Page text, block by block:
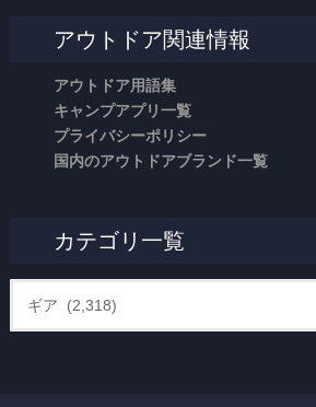
アウトドア関連情報
アウトドア用語集
キャンプアプリ一覧
プライバシーポリシー
国内のアウトドアブランド一覧
カテゴリ一覧